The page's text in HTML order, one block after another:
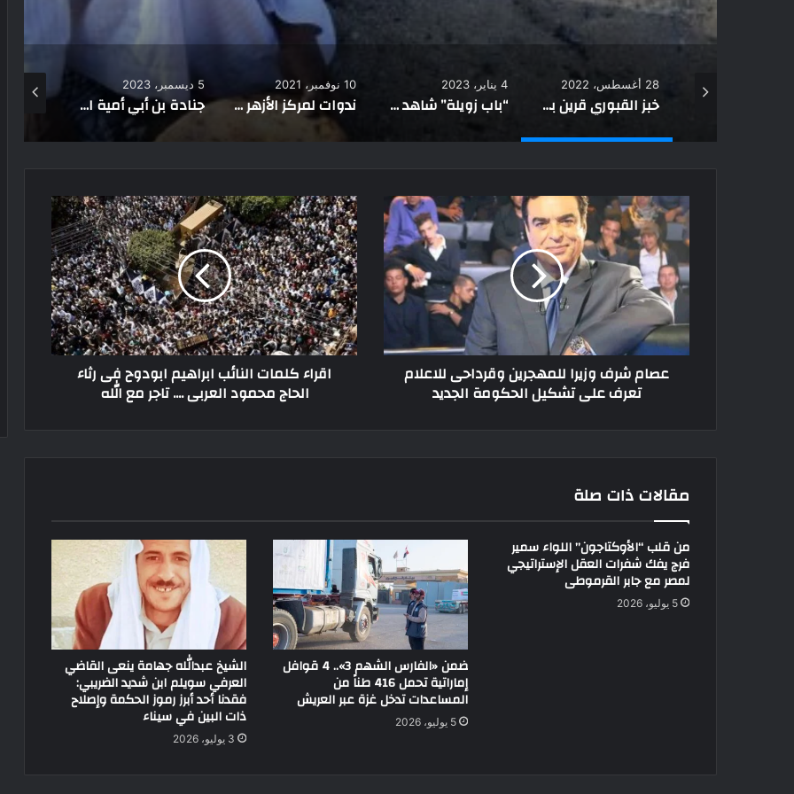
4 يناير، 2023
“باب زويلة” شاهد على أحداث تاريخية.. وهذه علاقته بـ قبيلة مغربية
10 نوفمبر، 2021
ندوات لمركز الأزهر العالمي بجامعة مطروح (صور)
5 ديسمبر، 2023
جنادة بن أبي أمية الدوسي.. قائد الفتوحات البحريةفى الاسلام
1 مارس، 2022
تادارث إملاحن أو السبخة
28 أغسطس، 2022
عصام شرف وزيرا للمهجرين وقرداحى للاعلام
تعرف على تشكيل الحكومة الجديد
اقراء كلمات النائب ابراهيم ابودوح فى رثاء
الحاج محمود العربى .... تاجر مع الله
مقالات ذات صلة
من قلب “الأوكتاجون” اللواء سمير
فرج يفك شفرات العقل الإستراتيجي
لمصر مع جابر القرموطى
5 يوليو، 2026
ضمن «الفارس الشهم 3».. 4 قوافل
إماراتية تحمل 416 طناً من
المساعدات تدخل غزة عبر العريش
5 يوليو، 2026
الشيخ عبدالله جهامة ينعى القاضي
العرفي سويلم ابن شديد الضريبي:
فقدنا أحد أبرز رموز الحكمة وإصلاح
ذات البين في سيناء
3 يوليو، 2026